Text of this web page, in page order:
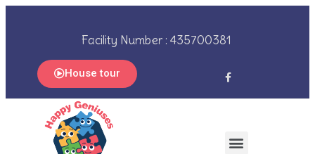
Facility Number : 435700381
House tour